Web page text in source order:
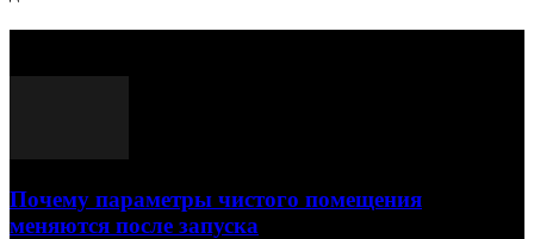
Почему параметры чистого помещения
меняются после запуска